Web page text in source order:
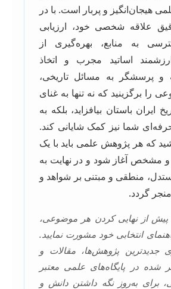
هیجان‌انگیز و پربار است. با در
علاقه شخصی خود، ارزیابی
به منابع، بهره‌گیری از
اساتید مجرب و اتخاذ
و پرسشگر به مسائل تاریخی،
را برگزینید که نه تنها به غنای
ایران باستان بیافزاید، بلکه به
شما نیز کمک شایانی کند.
که هر پژوهش علمی باید با یک
و مشخص آغاز شود و در نهایت به
منطقی و مبتنی بر شواهد و
گردد.
از نهایی کردن هر موضوعی،
انتخابی خود مشورت نمایید.
جدیدترین پژوهش‌ها، مقالات و
شده در پایگاه‌های علمی معتبر
برای به‌روز نگه داشتن دانش و